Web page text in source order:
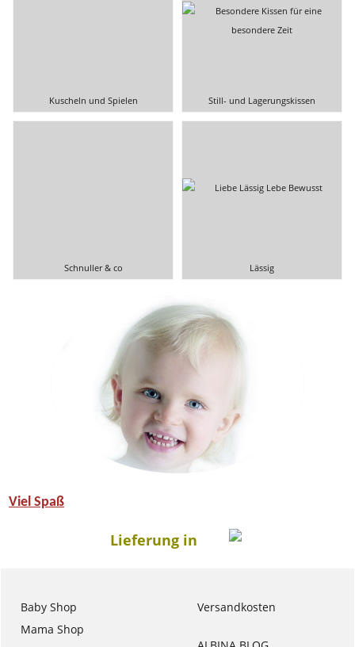
Kuscheln und Spielen Still- und Lagerungskissen
Schnuller & co Lässig
Viel Spaß
Lieferung in
Baby Shop
Mama Shop
Versandkosten